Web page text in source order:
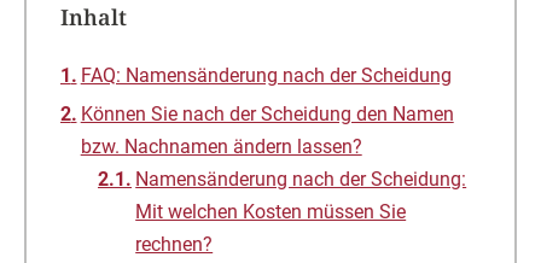
Inhalt
FAQ: Namensänderung nach der Scheidung
Können Sie nach der Scheidung den Namen
bzw. Nachnamen ändern lassen?
Namensänderung nach der Scheidung:
Mit welchen Kosten müssen Sie
rechnen?